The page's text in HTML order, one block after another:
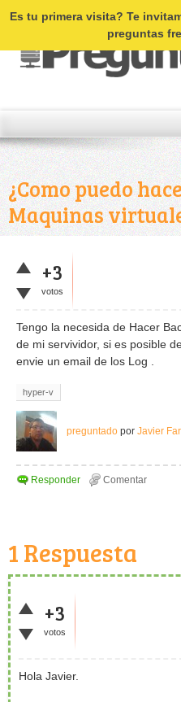
Login |
Es tu primera visita? Te
preguntas
¿Como puedo
Maquinas
+3
votos
Tengo la necesida de Hacer
de mi servividor, si es posible
envie un email de los Log .
hyper-v
preguntado por Javier
1 Respuesta
+3
votos
Hola Javier.